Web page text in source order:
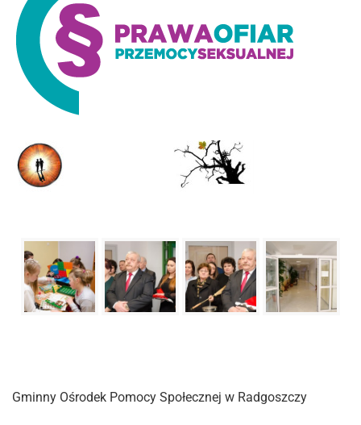
Gminny Ośrodek Pomocy Społecznej w Radgoszczy